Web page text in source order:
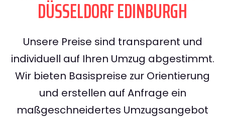
DÜSSELDORF EDINBURGH
Unsere Preise sind transparent und
individuell auf Ihren Umzug abgestimmt.
Wir bieten Basispreise zur Orientierung
und erstellen auf Anfrage ein
maßgeschneidertes Umzugsangebot